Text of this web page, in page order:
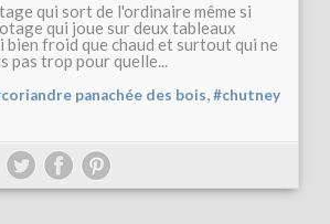
qui sort de l'ordinaire même si
qui joue sur deux tableaux
bien froid que chaud et surtout qui ne
pas trop pour quelle...
panachée des bois,#chutney